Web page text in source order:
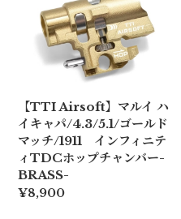
【TTI Airsoft】マルイ ハ
イキャパ/4.3/5.1/ゴールド
マッチ/1911 インフィニテ
ィTDCホップチャンバー-
BRASS-
¥8,900